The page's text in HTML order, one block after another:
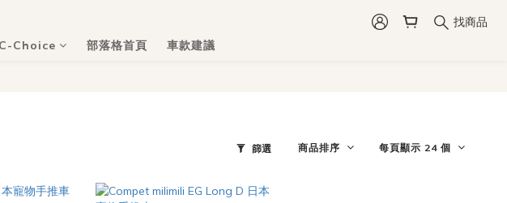
找商品
C-Choice 部落格首頁 車款建議
篩選 商品排序 每頁顯示 24 個